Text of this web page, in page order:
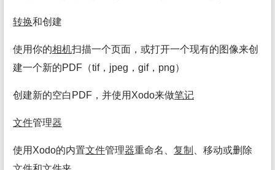
转换和创建
使用你的相机扫描一个页面，或打开一个现有的图像来创
建一个新的PDF（tif，jpeg，gif，png）
创建新的空白PDF，并使用Xodo来做笔记
文件管理器
使用Xodo的内置文件管理器重命名、 复制
、移动或删除